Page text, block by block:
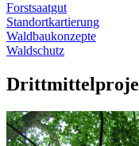
Forstsaatgut
Standortkartierung
Waldbaukonzepte
Waldschutz